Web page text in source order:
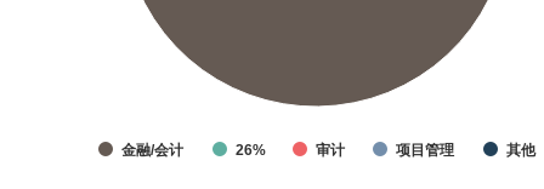
金融/会计 26% 审计 项目管理 其他